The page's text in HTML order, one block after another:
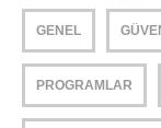
GENEL
PROGRAMLAR